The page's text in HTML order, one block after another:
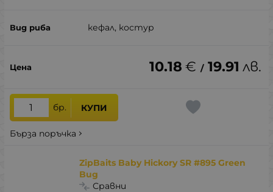
кефал, костур
10.18 € / 19.91 лв.
бр. КУПИ
Бърза поръчка
ZipBaits Baby Hickory SR #895 Green
Bug
Сравни